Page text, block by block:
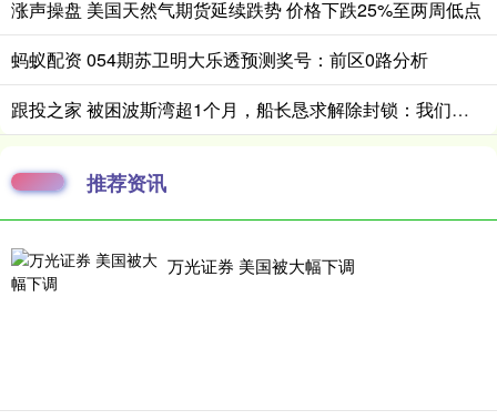
涨声操盘 美国天然气期货延续跌势 价格下跌25%至两周低点
蚂蚁配资 054期苏卫明大乐透预测奖号：前区0路分析
跟投之家 被困波斯湾超1个月，船长恳求解除封锁：我们只是海员，不是士兵
推荐资讯
万光证券 美国被大幅下调